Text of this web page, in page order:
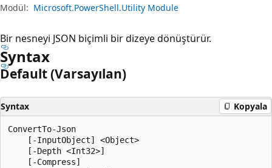
Modül: Microsoft.PowerShell.Utility Module
Bir nesneyi JSON biçimli bir dizeye dönüştürür.
Syntax
Default (Varsayılan)
Syntax Kopyala
ConvertTo-Json
    [-InputObject] <Object>
    [-Depth <Int32>]
    [-Compress]